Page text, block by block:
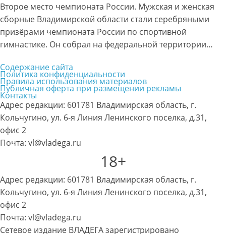
Второе место чемпионата России. Мужская и женская
сборные Владимирской области стали серебряными
призёрами чемпионата России по спортивной
гимнастике. Он собрал на федеральной территории…
Содержание сайта
Политика конфиденциальности
Правила использования материалов
Публичная оферта при размещении рекламы
Контакты
Адрес редакции: 601781 Владимирская область, г.
Кольчугино, ул. 6-я Линия Ленинского поселка, д.31,
офис 2
Почта: vl@vladega.ru
18+
Адрес редакции: 601781 Владимирская область, г.
Кольчугино, ул. 6-я Линия Ленинского поселка, д.31,
офис 2
Почта: vl@vladega.ru
Сетевое издание ВЛАДЕГА зарегистрировано